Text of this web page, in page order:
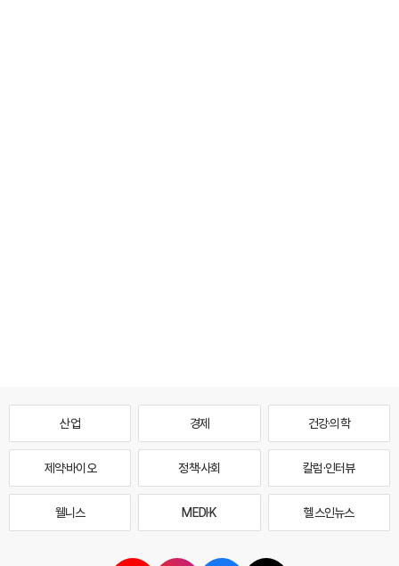
산업 경제 건강·의학
제약·바이오 정책·사회 칼럼·인터뷰
웰니스 MEDI·K 헬스인뉴스